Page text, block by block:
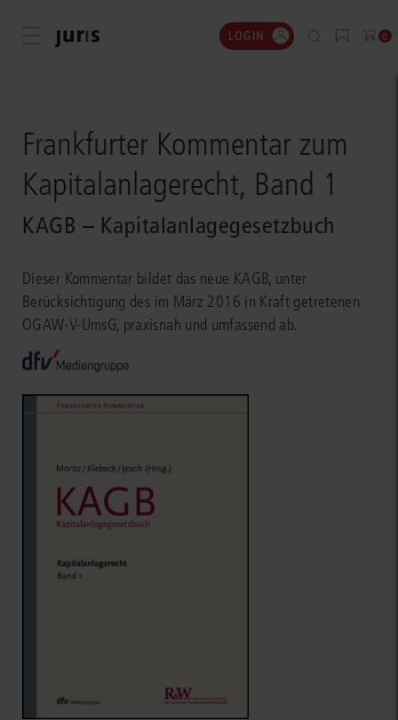
Menü öffnen LOGIN 0
Frankfurter Kommentar zum
Kapitalanlagerecht, Band 1
KAGB – Kapitalanlagegesetzbuch
Dieser Kommentar bildet das neue KAGB, unter
Berücksichtigung des im März 2016 in Kraft getretenen
OGAW-V-UmsG, praxisnah und umfassend ab.